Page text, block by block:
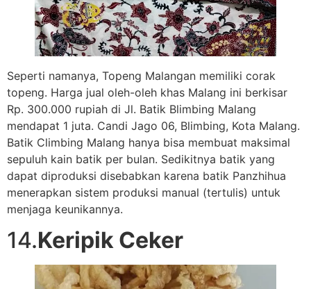
Seperti namanya, Topeng Malangan memiliki corak
topeng. Harga jual oleh-oleh khas Malang ini berkisar
Rp. 300.000 rupiah di Jl. Batik Blimbing Malang
mendapat 1 juta. Candi Jago 06, Blimbing, Kota Malang.
Batik Climbing Malang hanya bisa membuat maksimal
sepuluh kain batik per bulan. Sedikitnya batik yang
dapat diproduksi disebabkan karena batik Panzhihua
menerapkan sistem produksi manual (tertulis) untuk
menjaga keunikannya.
14.Keripik Ceker